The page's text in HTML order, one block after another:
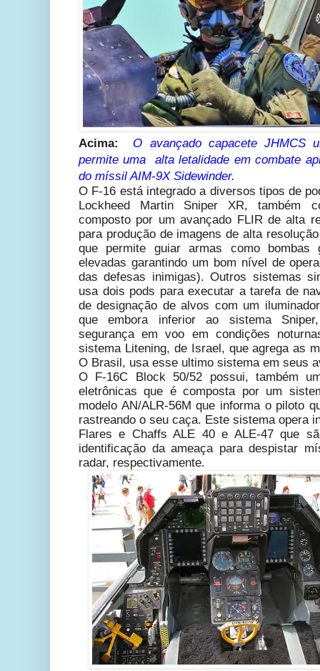
Acima:
O avançado capacete JHMCS
permite uma alta letalidade em combate
do míssil AIM-9X Sidewinder.
O F-16 está integrado a diversos tipos de
Lockheed Martin Sniper XR, também
composto por um avançado FLIR de alta
para produção de imagens de alta
que permite guiar armas como
elevadas garantindo um bom nível de
das defesas inimigas). Outros sistemas
usa dois pods para executar a tarefa de
de designação de alvos com um
que embora inferior ao sistema
segurança em voo em condições
sistema Litening, de Israel, que agrega as
O Brasil, usa esse ultimo sistema em seus
O F-16C Block 50/52 possui, também
eletrônicas que é composta por um
modelo AN/ALR-56M que informa o piloto
rastreando o seu caça. Este sistema opera
Flares e Chaffs ALE 40 e ALE-47 que
identificação da ameaça para despistar
radar, respectivamente.